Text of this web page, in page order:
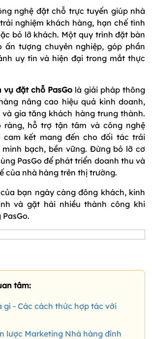
nghệ đặt chỗ trực tuyến giúp nhà
nghiệm khách hàng, hạn chế tình
bỏ lỡ khách. Một quy trình đặt bàn
ấn tượng chuyên nghiệp, góp phần
uy tín và hiện đại trong mắt thực
vụ đặt chỗ PasGo là giải pháp thông
nâng cao hiệu quả kinh doanh,
gia tăng khách hàng trung thành.
ràng, hỗ trợ tận tâm và công nghệ
cam kết mang đến cho đối tác trải
bạch, bền vững. Đừng bỏ lỡ cơ
PasGo để phát triển doanh thu và
của nhà hàng trên thị trường.
bạn ngày càng đông khách, kinh
và gặt hái nhiều thành công khi
tâm:
gì - Các cách thức hợp tác với
lược Marketing Nhà hàng đỉnh